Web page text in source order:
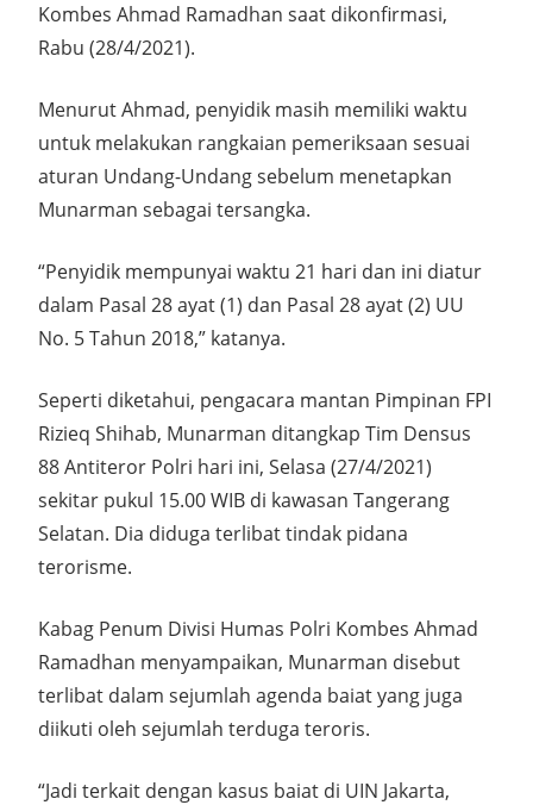
Kombes Ahmad Ramadhan saat dikonfirmasi,
Rabu (28/4/2021).
Menurut Ahmad, penyidik masih memiliki waktu
untuk melakukan rangkaian pemeriksaan sesuai
aturan Undang-Undang sebelum menetapkan
Munarman sebagai tersangka.
“Penyidik mempunyai waktu 21 hari dan ini diatur
dalam Pasal 28 ayat (1) dan Pasal 28 ayat (2) UU
No. 5 Tahun 2018,” katanya.
Seperti diketahui, pengacara mantan Pimpinan FPI
Rizieq Shihab, Munarman ditangkap Tim Densus
88 Antiteror Polri hari ini, Selasa (27/4/2021)
sekitar pukul 15.00 WIB di kawasan Tangerang
Selatan. Dia diduga terlibat tindak pidana
terorisme.
Kabag Penum Divisi Humas Polri Kombes Ahmad
Ramadhan menyampaikan, Munarman disebut
terlibat dalam sejumlah agenda baiat yang juga
diikuti oleh sejumlah terduga teroris.
“Jadi terkait dengan kasus baiat di UIN Jakarta,